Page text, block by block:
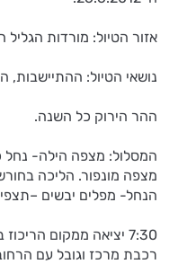
אזור הטיול: מורדות הגליל
נושאי הטיול: ההתיישבות,
ההר הירוק כל השנה.
המסלול: מצפה הילה- נחל
מצפה מונפור. הליכה
הנחל- מפלים יבשים
7:30 יציאה ממקום
רכבת מרכז וגובל עם